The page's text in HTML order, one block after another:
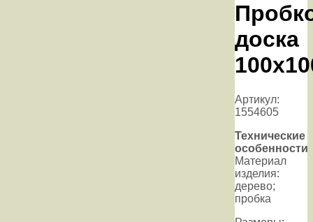
доска
Артикул:
1554605
Технические
особенности
Материал
изделия:
дерево;
пробка